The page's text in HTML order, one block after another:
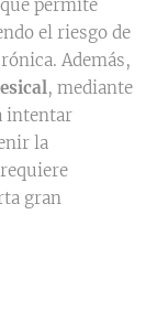
permite
el riesgo de
Además,
, mediante
intentar
la
gran